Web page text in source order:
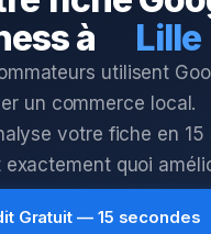
à
Lille
utilisent
un commerce local.
votre fiche en 15
quoi
Gratuit — 15 secondes